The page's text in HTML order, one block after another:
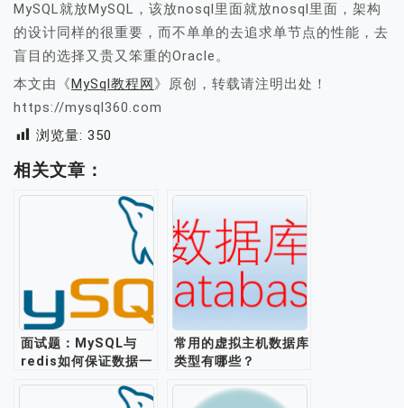
MySQL就放MySQL，该放nosql里面就放nosql里面，架构
的设计同样的很重要，而不单单的去追求单节点的性能，去
盲目的选择又贵又笨重的Oracle。
本文由《MySql教程网》原创，转载请注明出处！
https://mysql360.com
浏览量: 350
相关文章：
面试题：MySQL与
redis如何保证数据一
常用的虚拟主机数据库
类型有哪些？